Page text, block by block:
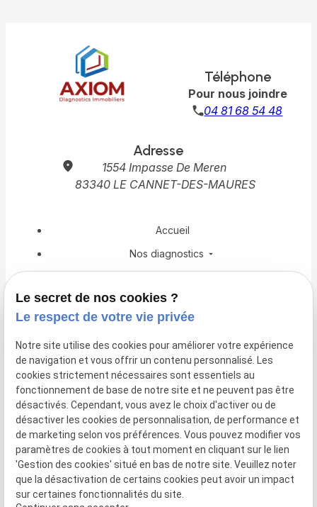
Téléphone
Pour nous joindre
04 81 68 54 48
Adresse
1554 Impasse De Meren
83340 LE CANNET-DES-MAURES
Accueil
Nos diagnostics
Professionnel du bâtiment
Obligations et Lois
Actualités
Espace client
Demandez votre devis
Mentions
légales
Politique de
confidentialité
CGV
Gestion
des
cookies
Plan du site
Le secret de nos cookies ?
Le respect de votre vie privée
Notre site utilise des cookies pour améliorer votre expérience
de navigation et vous offrir un contenu personnalisé. Les
cookies strictement nécessaires sont essentiels au
fonctionnement de base de notre site et ne peuvent pas être
désactivés. Cependant, vous avez le choix d'activer ou de
désactiver les cookies de personnalisation, de performance et
de marketing selon vos préférences. Vous pouvez modifier vos
paramètres de cookies à tout moment en cliquant sur le lien
'Gestion des cookies' situé en bas de notre site. Veuillez noter
que la désactivation de certains cookies peut avoir un impact
sur certaines fonctionnalités du site.